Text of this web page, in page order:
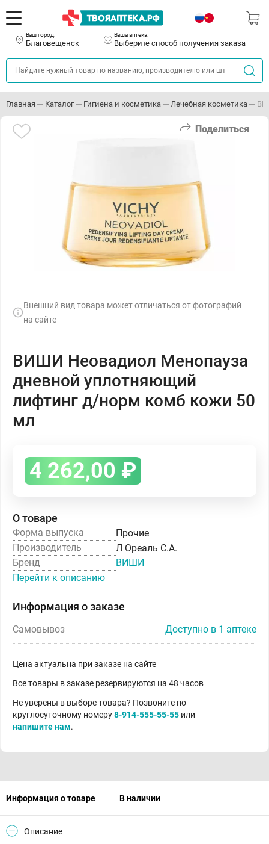
Ваш город:
Благовещенск
Ваша аптека:
Выберите способ получения заказа
Главная Каталог Гигиена и косметика Лечебная косметика
Поделиться
Внешний вид товара может отличаться от фотографий
на сайте
ВИШИ Неовадиол Менопауза
дневной уплотняющий
лифтинг д/норм комб кожи 50
мл
4 262,00 ₽
О товаре
Форма выпуска
Прочие
Производитель
Л Ореаль С.А.
Бренд
ВИШИ
Перейти к описанию
Информация о заказе
Самовывоз Доступно в 1 аптеке
Цена актуальна при заказе на сайте
Все товары в заказе резервируются на 48 часов
Не уверены в выборе товара? Позвоните по
круглосуточному номеру8-914-555-55-55 или
напишите нам.
Информация о товаре В наличии
Описание